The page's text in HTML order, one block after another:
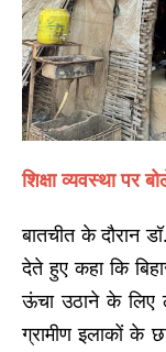
शिक्षा व्यवस्था पर
बातचीत के दौरान
देते हुए कहा कि
ऊंचा उठाने के लिए
ग्रामीण इलाकों के